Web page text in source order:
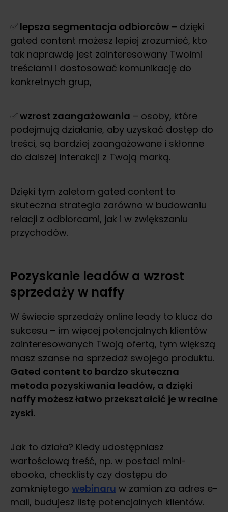
✅ lepsza segmentacja odbiorców – dzięki
gated content możesz lepiej zrozumieć, kto
tak naprawdę jest zainteresowany Twoimi
treściami i dostosować komunikację do
konkretnych grup,
✅wzrost zaangażowania – osoby, które
podejmują działanie, aby uzyskać dostęp do
treści, są bardziej zaangażowane i skłonne
do dalszej interakcji z Twoją marką.
Dzięki tym zaletom gated content to
skuteczna strategia zarówno w budowaniu
relacji z odbiorcami, jak i w zwiększaniu
przychodów.
Pozyskanie leadów a wzrost
sprzedaży w naffy
W świecie sprzedaży online leady to klucz do
sukcesu – im więcej potencjalnych klientów
zainteresowanych Twoją ofertą, tym większą
masz szanse na sprzedaż swojego produktu.
Gated content to bardzo skuteczna
metoda pozyskiwania leadów, a dzięki
naffy możesz łatwo przekształcić je w realne
zyski.
Jak to działa? Kiedy udostępniasz
wartościową treść, np. w postaci mini-
ebooka, checklisty czy dostępu do
zamkniętego webinaru w zamian za adres e-
mail, budujesz listę potencjalnych klientów.